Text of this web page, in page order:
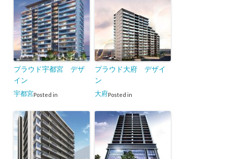
プラウド宇都宮 デザ
イン
Posted in
宇都宮
プラウド大府 デザイ
ン
Posted in
大府